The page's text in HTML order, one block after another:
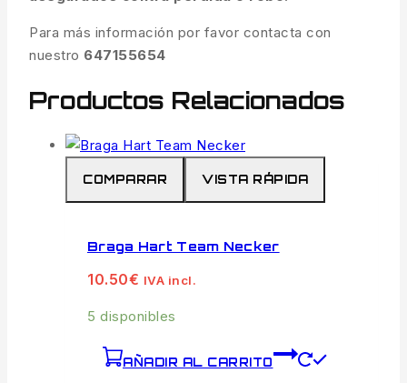
Para más información por favor contacta con
nuestro 647155654
Productos Relacionados
COMPARAR VISTA RÁPIDA
Braga Hart Team Necker
10.50€ IVA incl.
5 disponibles
AÑADIR AL CARRITO